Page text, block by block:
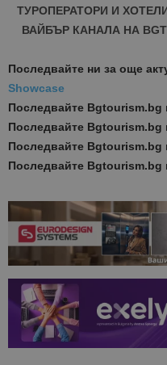
ТУРОПЕРАТОРИ И
ВАЙБЪР КАНАЛА НА
Последвайте ни за още
Showcase
Последвайте Bgtourism.bg
Последвайте Bgtourism.bg
Последвайте Bgtourism.bg
Последвайте Bgtourism.bg